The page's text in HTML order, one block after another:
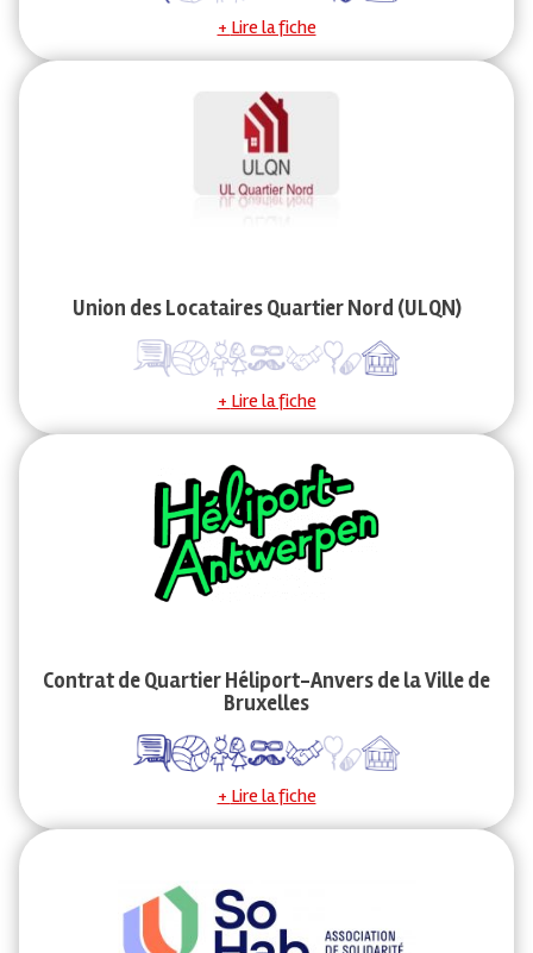
Lire la fiche
Union des Locataires Quartier Nord (ULQN)
Lire la fiche
Contrat de Quartier Héliport-Anvers de la Ville de
Bruxelles
Lire la fiche